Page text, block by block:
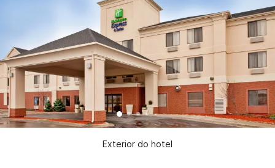
Exterior do hotel